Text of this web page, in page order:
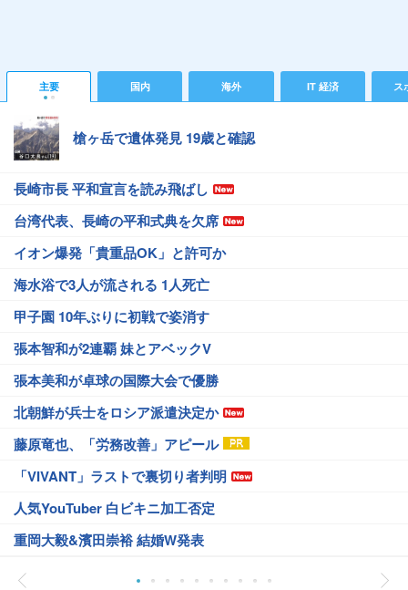
主要 国内 海外 IT 経済 ス
槍ヶ岳で遺体発見 19歳と確認
長崎市長 平和宣言を読み飛ばし
台湾代表、長崎の平和式典を欠席
イオン爆発「貴重品OK」と許可か
海水浴で3人が流される 1人死亡
甲子園 10年ぶりに初戦で姿消す
張本智和が2連覇 妹とアベックV
張本美和が卓球の国際大会で優勝
北朝鮮が兵士をロシア派遣決定か
藤原竜也、「労務改善」アピール
「VIVANT」ラストで裏切り者判明
人気YouTuber 白ビキニ加工否定
重岡大毅&濱田崇裕 結婚W発表